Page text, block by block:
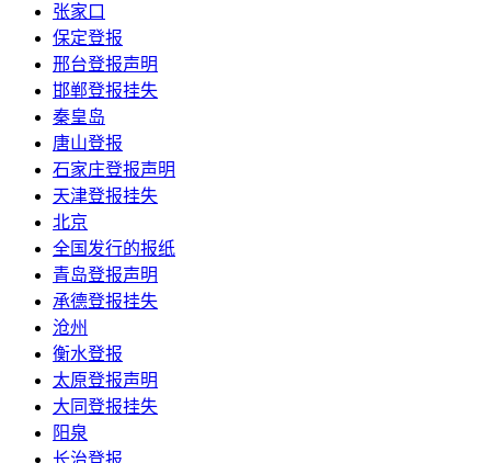
张家口
保定登报
邢台登报声明
邯郸登报挂失
秦皇岛
唐山登报
石家庄登报声明
天津登报挂失
北京
全国发行的报纸
青岛登报声明
承德登报挂失
沧州
衡水登报
太原登报声明
大同登报挂失
阳泉
长治登报